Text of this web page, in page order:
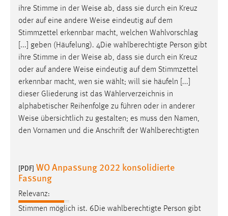
ihre Stimme in der Weise ab, dass sie durch ein Kreuz
oder auf eine andere Weise eindeutig auf dem
Stimmzettel erkennbar macht, welchen Wahlvorschlag
[...] geben (Häufelung). 4Die wahlberechtigte Person gibt
ihre Stimme in der Weise ab, dass sie durch ein Kreuz
oder auf andere Weise eindeutig auf dem Stimmzettel
erkennbar macht, wen sie wählt; will sie häufeln [...]
dieser Gliederung ist das Wählerverzeichnis in
alphabetischer Reihenfolge zu führen oder in anderer
Weise übersichtlich zu gestalten; es muss den Namen,
den Vornamen und die Anschrift der Wahlberechtigten
[PDF] WO Anpassung 2022 konsolidierte
Fassung
Relevanz:
Stimmen möglich ist. 6Die wahlberechtigte Person gibt